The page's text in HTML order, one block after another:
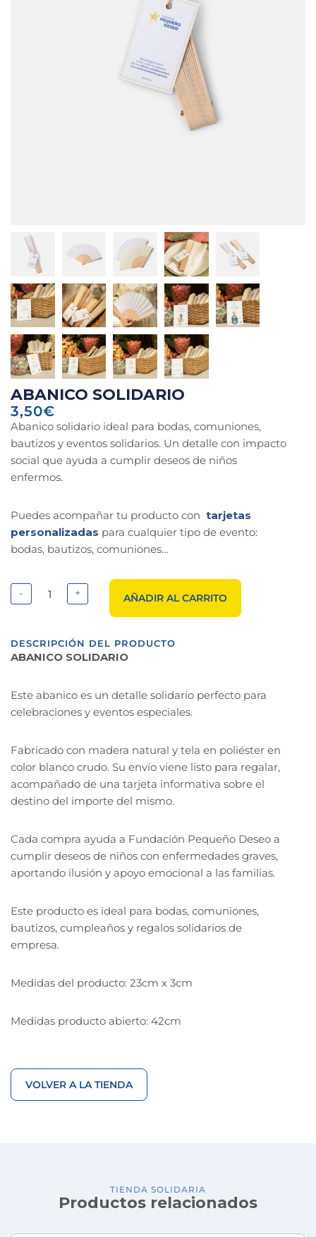
ABANICO SOLIDARIO
3,50€
Abanico solidario ideal para bodas, comuniones,
bautizos y eventos solidarios. Un detalle con impacto
social que ayuda a cumplir deseos de niños
enfermos.
Puedes acompañar tu producto con tarjetas
personalizadas para cualquier tipo de evento:
bodas, bautizos, comuniones…
- + AÑADIR AL CARRITO
DESCRIPCIÓN DEL PRODUCTO
ABANICO SOLIDARIO
Este abanico es un detalle solidario perfecto para
celebraciones y eventos especiales.
Fabricado con madera natural y tela en poliéster en
color blanco crudo. Su envío viene listo para regalar,
acompañado de una tarjeta informativa sobre el
destino del importe del mismo.
Cada compra ayuda a Fundación Pequeño Deseo a
cumplir deseos de niños con enfermedades graves,
aportando ilusión y apoyo emocional a las familias.
Este producto es ideal para bodas, comuniones,
bautizos, cumpleaños y regalos solidarios de
empresa.
Medidas del producto: 23cm x 3cm
Medidas producto abierto: 42cm
VOLVER A LA TIENDA
TIENDA SOLIDARIA
Productos relacionados